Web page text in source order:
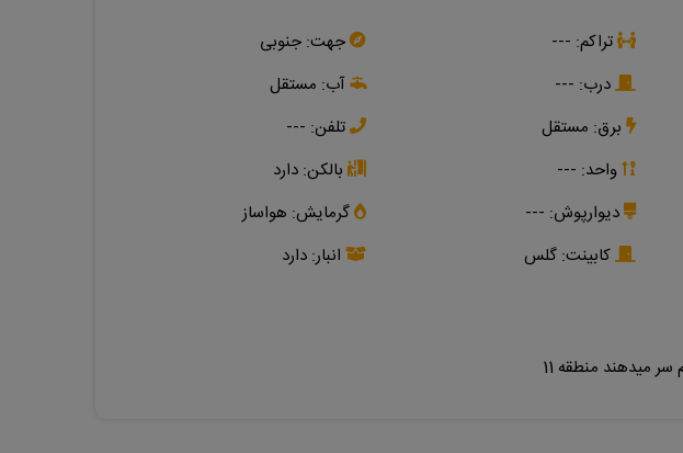
تراکم: --- جهت: جنوبی
درب: --- آب: مستقل
برق: مستقل تلفن: ---
واحد: --- بالکن: دارد
دیوارپوش: --- گرمایش: هواساز
کابینت: گلس انبار: دارد